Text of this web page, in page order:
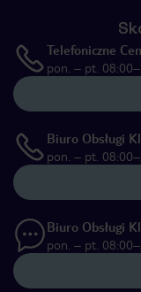
Telefoniczne
pon. – pt.
Biuro Obsługi
pon. – pt.
Biuro Obsługi
pon. – pt.